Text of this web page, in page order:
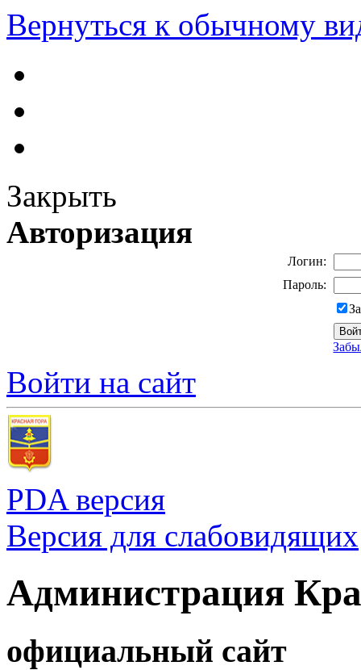
Вернуться к обычному
Закрыть
Авторизация
Логин:
Пароль:
Войти на сайт
PDA версия
Версия для слабовидящих
Администрация
официальный сайт